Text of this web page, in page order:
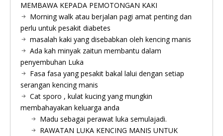
MEMBAWA KEPADA PEMOTONGAN KAKI
Morning walk atau berjalan pagi amat penting dan
perlu untuk pesakit diabetes
masalah kaki yang disebabkan oleh kencing manis
Ada kah minyak zaitun membantu dalam
penyembuhan Luka
Fasa fasa yang pesakit bakal lalui dengan setiap
serangan kencing manis
Cat sporo , kulat kucing yang mungkin
membahayakan keluarga anda
Madu sebagai perawat luka semulajadi.
RAWATAN LUKA KENCING MANIS UNTUK